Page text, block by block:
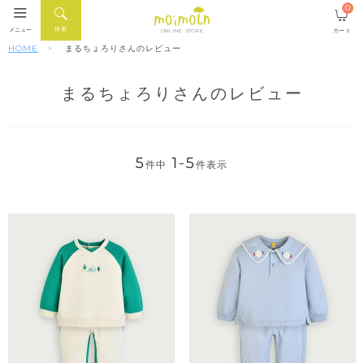
ONLINE STORE
検索
メニュー カート
0
HOME まるちょろりさんのレビュー
まるちょろりさんのレビュー
5件中 1 -5 件表示